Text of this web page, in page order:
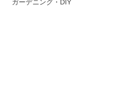
ガーデニング・DIY